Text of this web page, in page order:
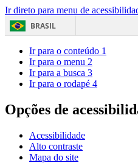
Ir direto para menu de
BRASIL
Ir para o conteúdo 1
Ir para o menu 2
Ir para a busca 3
Ir para o rodapé 4
Opções de
Acessibilidade
Alto contraste
Mapa do site